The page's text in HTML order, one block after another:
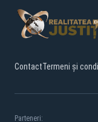
ContactTermeni și
Parteneri: